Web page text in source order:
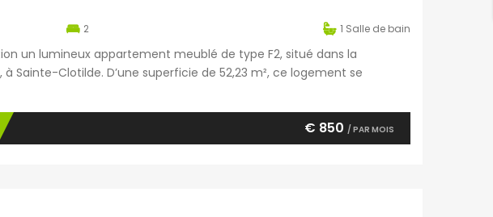
2 1 Salle de bain
un lumineux appartement meublé de type F2, situé dans la
Sainte-Clotilde. D’une superficie de 52,23 m², ce logement se
€ 850 / PAR MOIS